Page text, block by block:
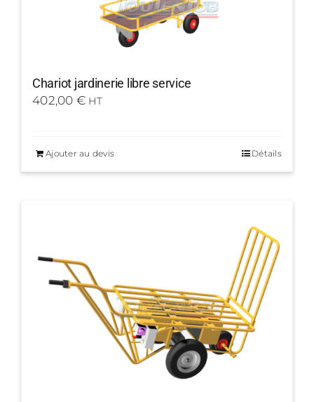
Chariot jardinerie libre service
402,00 € HT
Ajouter au devis Détails